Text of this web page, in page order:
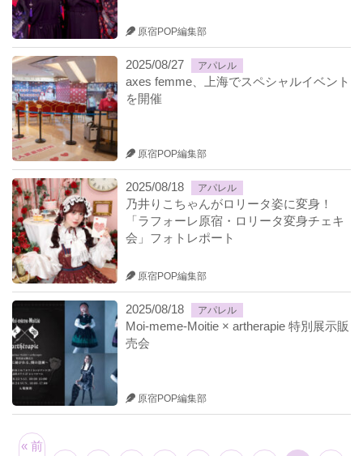
原宿POP編集部
2025/08/27 アパレル
axes femme、上海でスペシャルイベント
を開催
原宿POP編集部
2025/08/18 アパレル
乃井りこちゃんがロリータ姿に変身！
「ラフォーレ原宿・ロリータ変身チェキ
会」フォトレポート
原宿POP編集部
2025/08/18 アパレル
Moi-meme-Moitie × artherapie 特別展示販
売会
原宿POP編集部
« 前